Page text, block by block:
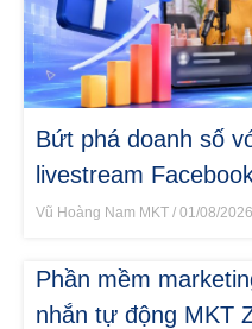
Bứt phá doanh số
livestream
Vũ Hoàng Nam MKT 01/08/2026
Phần mềm
nhắn tự động MKT